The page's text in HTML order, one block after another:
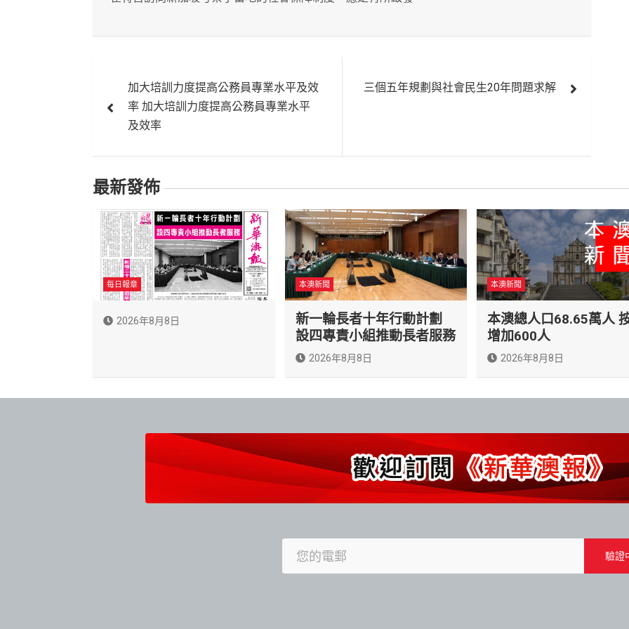
章
覽
加大培訓力度提高公務員專業水平及效
率 加大培訓力度提高公務員專業水平
及效率
三個五年規劃與社會民生20年問題求解
最新發佈
每日報章
2026年8月8日
本澳新聞
新一輪長者十年行動計劃
設四專責小組推動長者服務
2026年8月8日
本澳新聞
本澳總人口68.65萬人
增加600人
2026年8月8日